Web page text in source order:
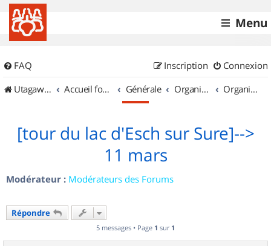
Menu
FAQ Connexion
Inscription
UtagawaVTT (Randos VTT et VTTAE avec traces GPS)
Accueil forum Générale Organisation de sorties & Recherche de partenaires Organisation de sorties au Luxembourg
[tour du lac d'Esch sur Sure]-->
11 mars
Modérateur : Modérateurs des Forums
Répondre
5 messages • Page 1 sur 1